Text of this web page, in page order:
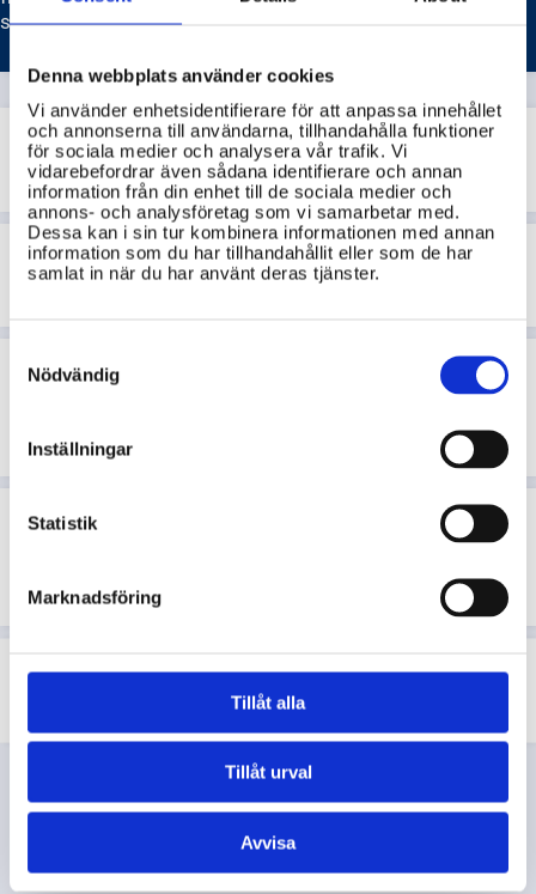
Denna webbplats använder cookies
Vi använder enhetsidentifierare för att anpassa innehållet
och annonserna till användarna, tillhandahålla funktioner
för sociala medier och analysera vår trafik. Vi
vidarebefordrar även sådana identifierare och annan
information från din enhet till de sociala medier och
annons- och analysföretag som vi samarbetar med.
Dessa kan i sin tur kombinera informationen med annan
information som du har tillhandahållit eller som de har
samlat in när du har använt deras tjänster.
Selection
Nödvändig
Inställningar
Statistik
Marknadsföring
Tillåt alla
Tillåt urval
Avvisa
svarta lista, vilket kan skada deras rykte avsevärt.
Till vilken instans överklagar man
ett beslut från ARN?
Vilka garantier har jag vid köp av
begagnade varor i Sverige?
Hur kan jag kontrollera om ett
Svanenmärkt?
Hur går det till att miljömärka en
kriterier används?
Varför är Svanenmärkta produkter
ibland dyrare än andra?
VISA FLER